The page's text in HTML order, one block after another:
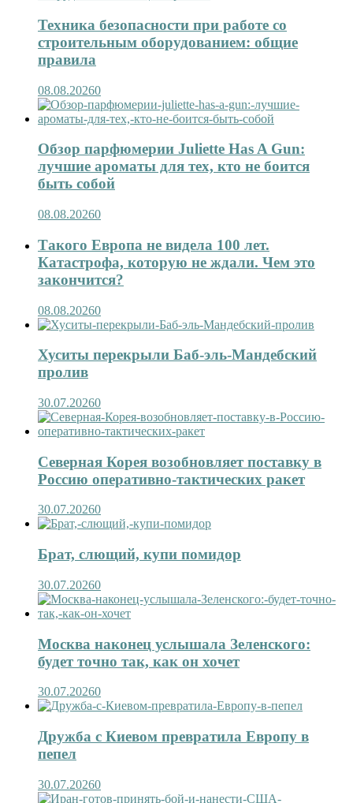
Техника безопасности при работе со
строительным оборудованием: общие
правила
08.08.20260
Обзор парфюмерии Juliette Has A Gun:
лучшие ароматы для тех, кто не боится
быть собой
08.08.20260
Такого Европа не видела 100 лет.
Катастрофа, которую не ждали. Чем это
закончится?
08.08.20260
Хуситы перекрыли Баб-эль-Мандебский
пролив
30.07.20260
Северная Корея возобновляет поставку в
Россию оперативно-тактических ракет
30.07.20260
Брат, слющий, купи помидор
30.07.20260
Москва наконец услышала Зеленского:
будет точно так, как он хочет
30.07.20260
Дружба с Киевом превратила Европу в
пепел
30.07.20260